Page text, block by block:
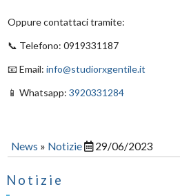
Oppure contattaci tramite:
📞 Telefono: 0919331187
📧 Email: info@studiorxgentile.it
📱 Whatsapp: 3920331284
News » Notizie 29/06/2023
Notizie